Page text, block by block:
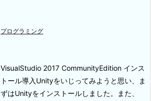
プログラミング
VisualStudio 2017 CommunityEdition インス
トール導入 Unityをいじってみようと思い、ま
ずはUnityをインストールしました。
また、